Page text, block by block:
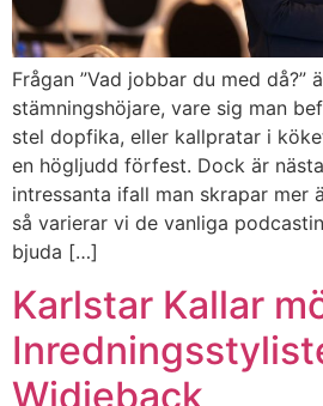
Frågan ”Vad jobbar du med då?”
stämningshöjare, vare sig man
stel dopfika, eller kallpratar i
en högljudd förfest. Dock är
intressanta ifall man skrapar mer
så varierar vi de vanliga
bjuda […]
Karlstar Kallar
Widjeback